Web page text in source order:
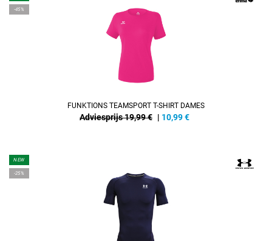
-45%
FUNKTIONS TEAMSPORT T-SHIRT DAMES
Adviesprijs 19,99 € | 10,99€
NEW
-25%